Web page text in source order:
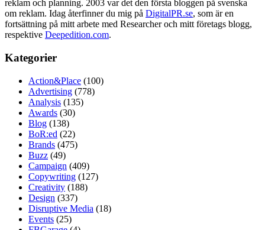
reklam och planning. 2003 var det den första bloggen på svenska
om reklam. Idag återfinner du mig på DigitalPR.se, som är en
fortsättning på mitt arbete med Researcher och mitt företags blogg,
respektive Deepedition.com.
Kategorier
Action&Place (100)
Advertising (778)
Analysis (135)
Awards (30)
Blog (138)
BoR:ed (22)
Brands (475)
Buzz (49)
Campaign (409)
Copywriting (127)
Creativity (188)
Design (337)
Disruptive Media (18)
Events (25)